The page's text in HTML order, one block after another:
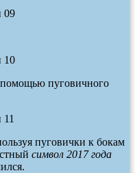
пуговичного
пуговички к бокам
символ 2017 года